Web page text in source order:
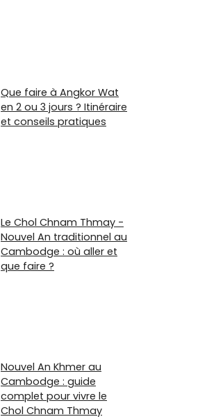
Que faire à Angkor Wat
en 2 ou 3 jours ? Itinéraire
et conseils pratiques
Le Chol Chnam Thmay -
Nouvel An traditionnel au
Cambodge : où aller et
que faire ?
Nouvel An Khmer au
Cambodge : guide
complet pour vivre le
Chol Chnam Thmay